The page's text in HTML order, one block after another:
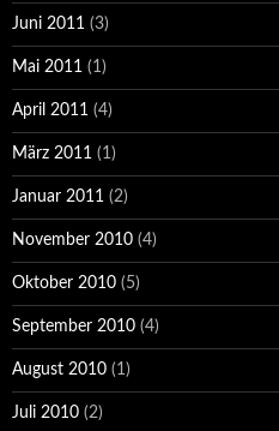
Juni 2011 (3)
Mai 2011 (1)
April 2011 (4)
März 2011 (1)
Januar 2011 (2)
November 2010 (4)
Oktober 2010 (5)
September 2010 (4)
August 2010 (1)
Juli 2010 (2)